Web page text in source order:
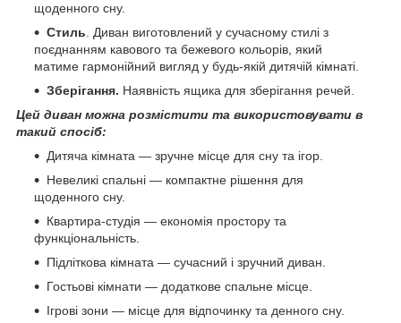
щоденного сну.
Стиль. Диван виготовлений у сучасному стилі з
поєднанням кавового та бежевого кольорів, який
матиме гармонійний вигляд у будь-якій дитячій кімнаті.
Зберігання. Наявність ящика для зберігання речей.
Цей диван можна розмістити та використовувати в
такий спосіб:
Дитяча кімната — зручне місце для сну та ігор.
Невеликі спальні — компактне рішення для
щоденного сну.
Квартира-студія — економія простору та
функціональність.
Підліткова кімната — сучасний і зручний диван.
Гостьові кімнати — додаткове спальне місце.
Ігрові зони — місце для відпочинку та денного сну.